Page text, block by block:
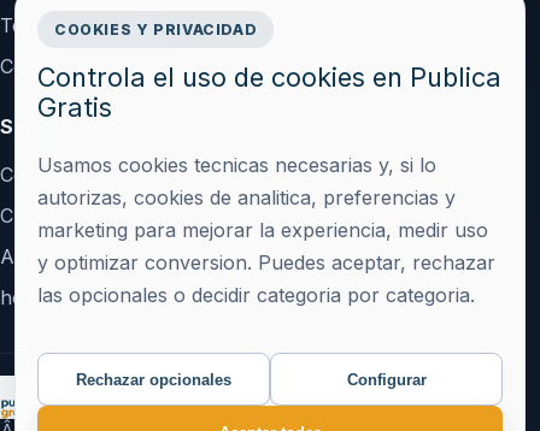
Terminos y Condiciones
Configurar cookies
Soporte
Contacto
Crear cuenta
Acceder
hola@publicagratis.es
COOKIES Y PRIVACIDAD
Controla el uso de cookies en Publica
Gratis
Usamos cookies tecnicas necesarias y, si lo
autorizas, cookies de analitica, preferencias y
marketing para mejorar la experiencia, medir uso
y optimizar conversion. Puedes aceptar, rechazar
las opcionales o decidir categoria por categoria.
Rechazar opcionales Configurar